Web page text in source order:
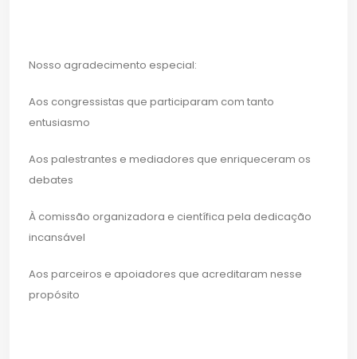
Nosso agradecimento especial:
Aos congressistas que participaram com tanto
entusiasmo
Aos palestrantes e mediadores que enriqueceram os
debates
À comissão organizadora e científica pela dedicação
incansável
Aos parceiros e apoiadores que acreditaram nesse
propósito